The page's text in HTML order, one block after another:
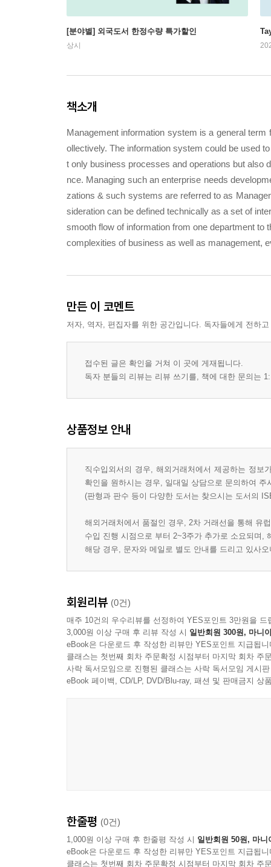
[분야별] 외국도서 한정수량 특가할인
상시
책소개
Management information system is a general
ollectively. The information system could be used
t only business processes and operations but also
nce. Managing such an enterprise needs
zations & such systems are referred to as
sideration can be defined technically as a set of
smooth flow of information from one department to
complexities of business as well as management,
만든 이 코멘트
저자, 역자, 편집자를 위한 공간입니다. 독자들에게 전하
접수된 글은 확인을 거쳐 이 곳에 게재됩니다.
독자 분들의 리뷰는 리뷰 쓰기를, 책에 대한 문의는
상품정보 안내
직수입외서의 경우, 해외거래처에서 제공하는 정
확인을 원하시는 경우, 일대일 상담으로 문의하여 주
(판형과 판수 등이 다양한 도서는 찾으시는 도서의
해외거래처에서 품절인 경우, 2차 거래선을 통해 유
수입 진행 시점으로 부터 2~3주가 추가로 소요되며,
해당 경우, 문자와 메일로 별도 안내를 드리고 있사
회원리뷰 (0건)
매주 10건의 우수리뷰를 선정하여 YES포인트 3만원을 드
3,000원 이상 구매 후 리뷰 작성 시 일반회원 300원, 마니
eBook은 다운로드 후 작성한 리뷰만 YES포인트 지급됩니
클래스는 첫번째 회차 주문확정 시점부터 마지막 회차 주
사락 독서모임으로 진행된 클래스는 사락 독서모임 게시
eBook 페이백, CD/LP, DVD/Blu-ray, 패션 및 판매금지 상
한줄평 (0건)
1,000원 이상 구매 후 한줄평 작성 시 일반회원 50원, 마니
eBook은 다운로드 후 작성한 리뷰만 YES포인트 지급됩니
클래스는 첫번째 회차 주문확정 시점부터 마지막 회차 주